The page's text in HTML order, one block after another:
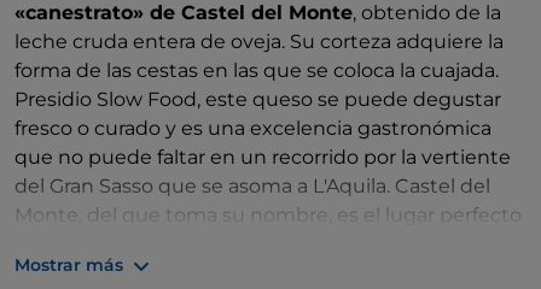
«canestrato» de Castel del Monte, obtenido de la
leche cruda entera de oveja. Su corteza adquiere la
forma de las cestas en las que se coloca la cuajada.
Presidio Slow Food, este queso se puede degustar
fresco o curado y es una excelencia gastronómica
que no puede faltar en un recorrido por la vertiente
del Gran Sasso que se asoma a L'Aquila. Castel del
Monte, del que toma su nombre, es el lugar perfecto
piedra caliza, de respirar la atmósfera inmóvil de los
Mostrar más